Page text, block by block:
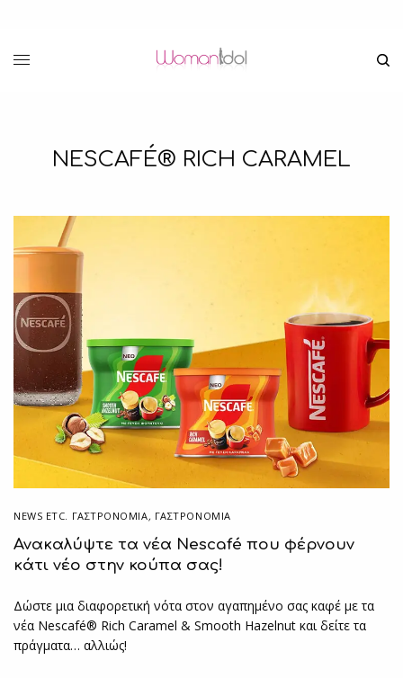
NESCAFÉ® RICH CARAMEL
NEWS ETC. ΓΑΣΤΡΟΝΟΜΊΑ, ΓΑΣΤΡΟΝΟΜΙΑ
Ανακαλύψτε τα νέα Nescafé που φέρνουν
κάτι νέο στην κούπα σας!
Δώστε μια διαφορετική νότα στον αγαπημένο σας καφέ με τα
νέα Nescafé® Rich Caramel & Smooth Hazelnut και δείτε τα
πράγματα… αλλιώς!